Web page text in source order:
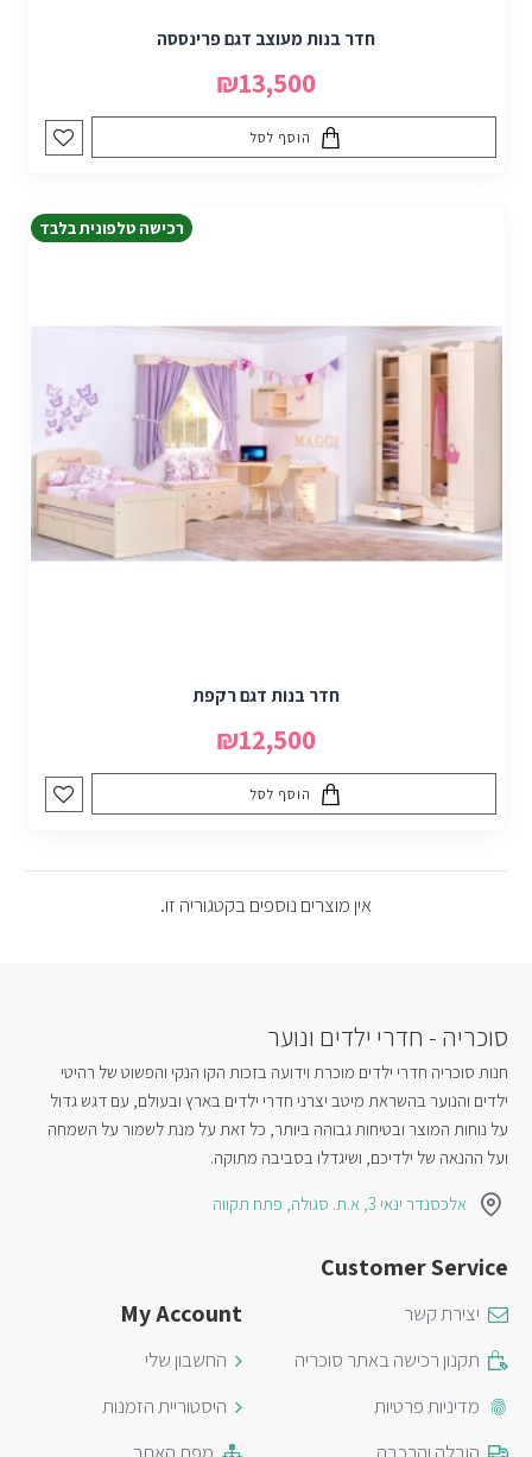
חדר בנות מעוצב דגם פרינססה
₪13,500
הוסף לסל
רכישה טלפונית בלבד
חדר בנות דגם רקפת
₪12,500
הוסף לסל
אין מוצרים נוספים בקטגוריה זו.
סוכריה - חדרי ילדים ונוער
חנות סוכריה חדרי ילדים מוכרת וידועה בזכות הקו הנקי והפשוט של רהיטי
ילדים והנוער בהשראת מיטב יצרני חדרי ילדים בארץ ובעולם, עם דגש גדול
על נוחות המוצר ובטיחות גבוהה ביותר, כל זאת על מנת לשמור על השמחה
ועל ההנאה של ילדיכם, ושיגדלו בסביבה מתוקה.
אלכסנדר ינאי 3, א.ת. סגולה, פתח תקווה
Customer Service
יצירת קשר
תקנון רכישה באתר סוכריה
מדיניות פרטיות
My Account
החשבון שלי
היסטוריית הזמנות